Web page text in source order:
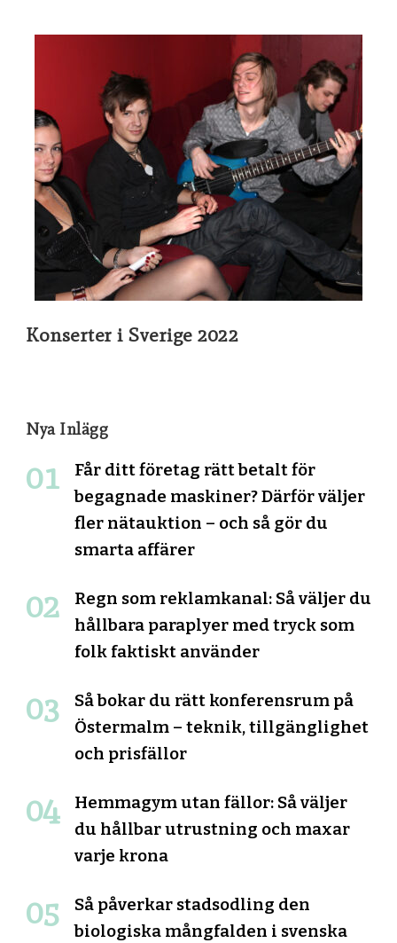
Konserter i Sverige 2022
Nya Inlägg
Får ditt företag rätt betalt för
begagnade maskiner? Därför väljer
fler nätauktion – och så gör du
smarta affärer
Regn som reklamkanal: Så väljer du
hållbara paraplyer med tryck som
folk faktiskt använder
Så bokar du rätt konferensrum på
Östermalm – teknik, tillgänglighet
och prisfällor
Hemmagym utan fällor: Så väljer
du hållbar utrustning och maxar
varje krona
Så påverkar stadsodling den
biologiska mångfalden i svenska